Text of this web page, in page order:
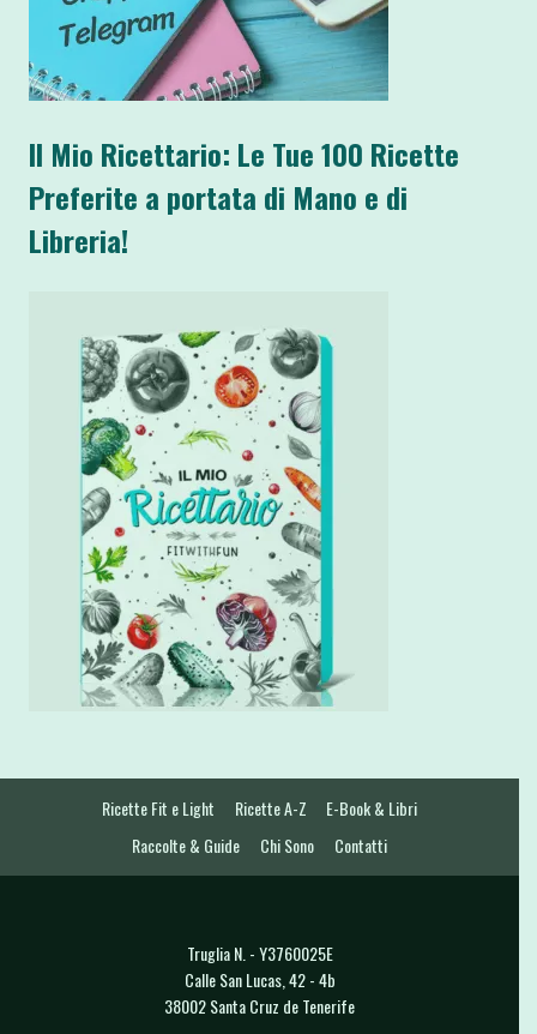
Il Mio Ricettario: Le Tue 100 Ricette
Preferite a portata di Mano e di
Libreria!
Ricette Fit e Light Ricette A-Z
E-Book & Libri
Raccolte & Guide
Chi Sono Contatti
Truglia N. - Y3760025E
Calle San Lucas, 42 - 4b
38002 Santa Cruz de Tenerife